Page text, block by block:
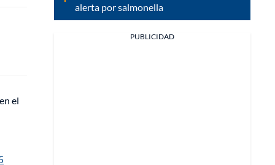
el
alerta por salmonella
PUBLICIDAD